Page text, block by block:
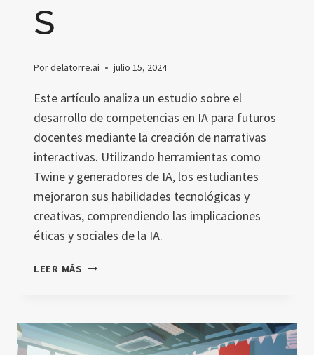
S
Pordelatorre.ai julio 15, 2024
Este artículo analiza un estudio sobre el
desarrollo de competencias en IA para futuros
docentes mediante la creación de narrativas
interactivas. Utilizando herramientas como
Twine y generadores de IA, los estudiantes
mejoraron sus habilidades tecnológicas y
creativas, comprendiendo las implicaciones
éticas y sociales de la IA.
LEER MÁS COMPETENCIAS
DOCENTES:
UNA